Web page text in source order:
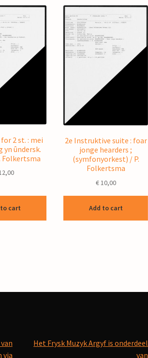
2 st. : mei
yn ûndersk.
Folkertsma
cart
2e Instruktive suite : foar
jonge hearders ;
(symfonyorkest) / P.
Folkertsma
€10,00
Add to cart
via
Het Frysk Muzyk Argyf is onderdeel
van